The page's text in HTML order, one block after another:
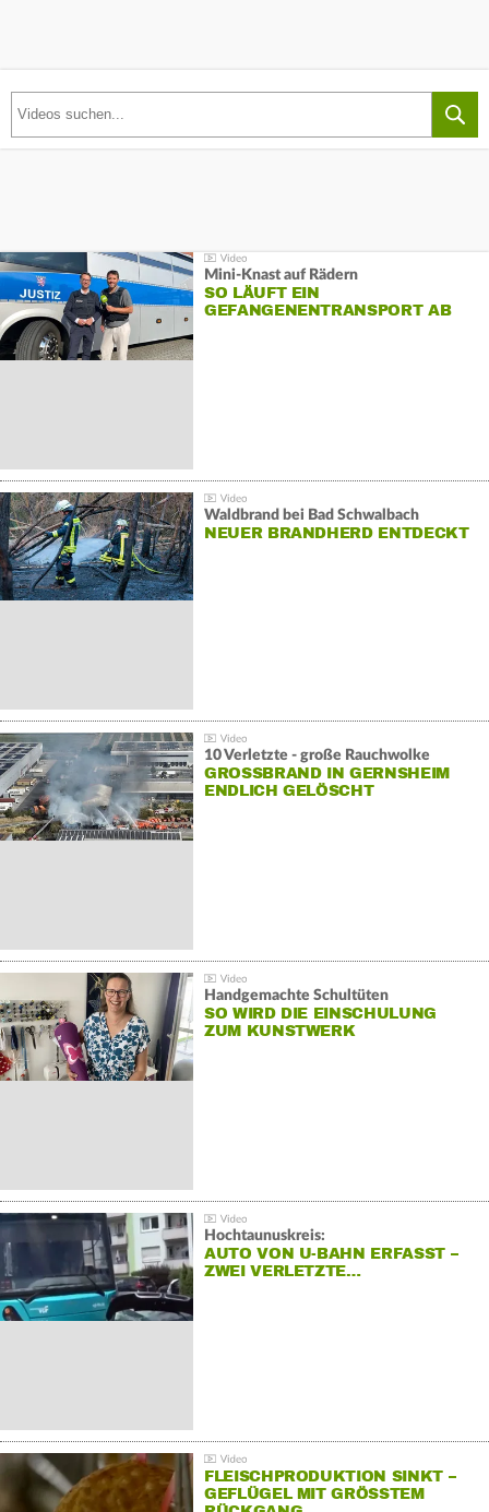
Mini-Knast auf Rädern
SO LÄUFT EIN
GEFANGENENTRANSPORT AB
Waldbrand bei Bad Schwalbach
NEUER BRANDHERD ENTDECKT
10 Verletzte - große Rauchwolke
GROSSBRAND IN GERNSHEIM E
NDLICH GELÖSCHT
Handgemachte Schultüten
SO WIRD DIE EINSCHULUNG
ZUM KUNSTWERK
Hochtaunuskreis:
AUTO VON U-BAHN ERFASST –
ZWEI VERLETZTE…
FLEISCHPRODUKTION SINKT –
GEFLÜGEL MIT GRÖSSTEM R